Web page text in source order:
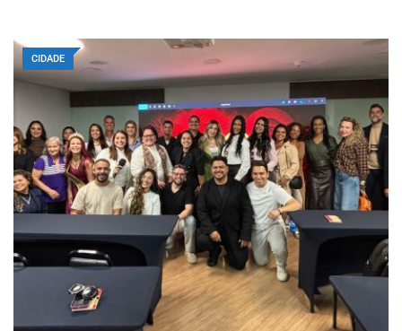
CIDADE